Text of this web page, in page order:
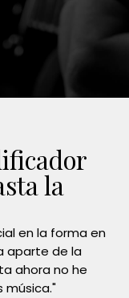
la
en la forma en
aparte de la
ahora no he
música."